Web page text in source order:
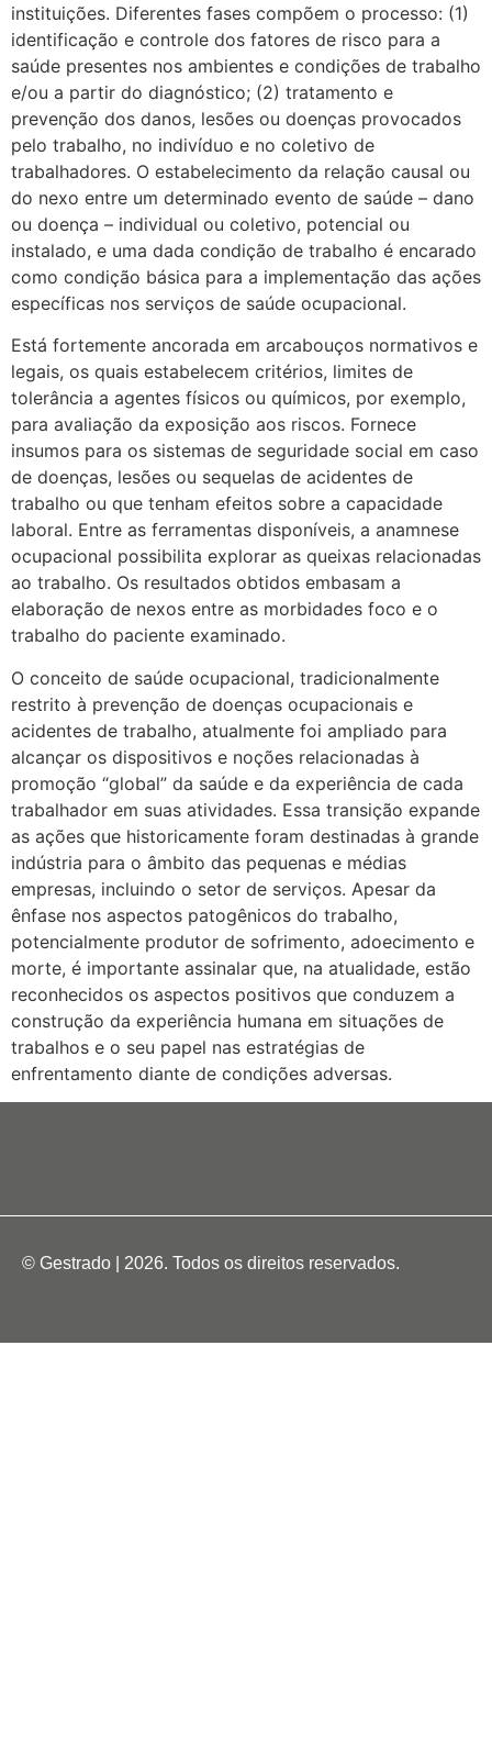
instituições. Diferentes fases compõem o processo: (1)
identificação e controle dos fatores de risco para a
saúde presentes nos ambientes e condições de trabalho
e/ou a partir do diagnóstico; (2) tratamento e
prevenção dos danos, lesões ou doenças provocados
pelo trabalho, no indivíduo e no coletivo de
trabalhadores. O estabelecimento da relação causal ou
do nexo entre um determinado evento de saúde – dano
ou doença – individual ou coletivo, potencial ou
instalado, e uma dada condição de trabalho é encarado
como condição básica para a implementação das ações
específicas nos serviços de saúde ocupacional.
Está fortemente ancorada em arcabouços normativos e
legais, os quais estabelecem critérios, limites de
tolerância a agentes físicos ou químicos, por exemplo,
para avaliação da exposição aos riscos. Fornece
insumos para os sistemas de seguridade social em caso
de doenças, lesões ou sequelas de acidentes de
trabalho ou que tenham efeitos sobre a capacidade
laboral. Entre as ferramentas disponíveis, a anamnese
ocupacional possibilita explorar as queixas relacionadas
ao trabalho. Os resultados obtidos embasam a
elaboração de nexos entre as morbidades foco e o
trabalho do paciente examinado.
O conceito de saúde ocupacional, tradicionalmente
restrito à prevenção de doenças ocupacionais e
acidentes de trabalho, atualmente foi ampliado para
alcançar os dispositivos e noções relacionadas à
promoção “global” da saúde e da experiência de cada
trabalhador em suas atividades. Essa transição expande
as ações que historicamente foram destinadas à grande
indústria para o âmbito das pequenas e médias
empresas, incluindo o setor de serviços. Apesar da
ênfase nos aspectos patogênicos do trabalho,
potencialmente produtor de sofrimento, adoecimento e
morte, é importante assinalar que, na atualidade, estão
reconhecidos os aspectos positivos que conduzem a
construção da experiência humana em situações de
trabalhos e o seu papel nas estratégias de
enfrentamento diante de condições adversas.
© Gestrado | 2026. Todos os direitos reservados.